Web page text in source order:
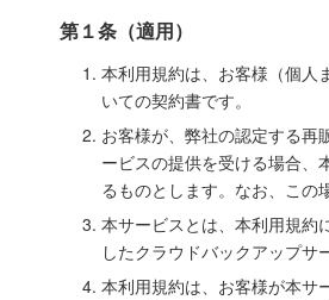
第１条（適用）
本利用規約は、お客様（個人
いての契約書です。
お客様が、弊社の認定する再
ービスの提供を受ける場合、
るものとします。なお、この
本サービスとは、本利用規約
したクラウドバックアップサ
本利用規約は、お客様が本サ